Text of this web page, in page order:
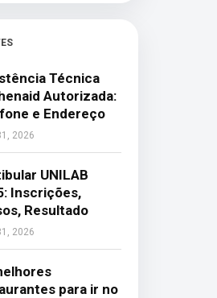
Técnica
Autorizada:
e Endereço
2026
UNILAB
Inscrições,
Resultado
2026
para ir no